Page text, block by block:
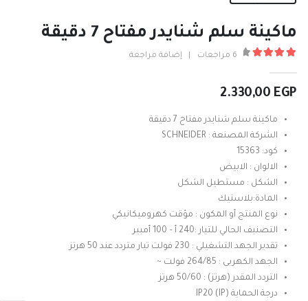
ماكينة سلم شنايدر مفتاح 7 دقيقة
6 مراجعات إضافة مراجعة
2.330,00 EGP
ماكينة سلم شنايدر مفتاح 7 دقيقة
الشركة المصنعة : SCHNEIDER
كود: 15363
الالوان : الابيض
الشكل : مستطيل الشكل
المادة:بلاستيك
نوع المنتج أو المكون : مؤقت كهروميكانيكي
التصنيف الحالي للتيار :240 أ – 100 أمبير
تقدير الجهد التشغيلي : 230 فولت تيار متردد عند 50 هرتز
الجهد الكهربى : 264/85 فولت ~
التردد المقدر (هرتز) : 50/60 هرتز
درجة الحماية (IP) IP20